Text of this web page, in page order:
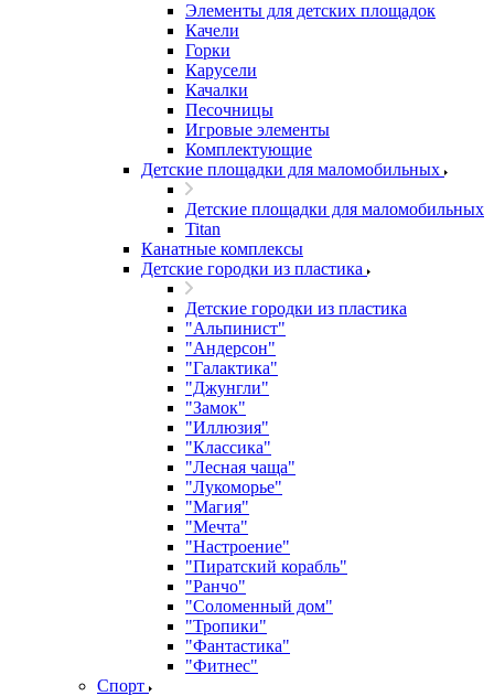
Элементы для детских площадок
Качели
Горки
Карусели
Качалки
Песочницы
Игровые элементы
Комплектующие
Детские площадки для маломобильных
Детские площадки для маломобильных
Titan
Канатные комплексы
Детские городки из пластика
Детские городки из пластика
"Альпинист"
"Андерсон"
"Галактика"
"Джунгли"
"Замок"
"Иллюзия"
"Классика"
"Лесная чаща"
"Лукоморье"
"Магия"
"Мечта"
"Настроение"
"Пиратский корабль"
"Ранчо"
"Соломенный дом"
"Тропики"
"Фантастика"
"Фитнес"
Спорт